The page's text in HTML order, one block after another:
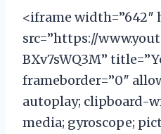
<iframe width=”642″
src=”https://
BXv7sWQ3M”
frameborder=”0″
autoplay; clipboard-
media; gyroscope;